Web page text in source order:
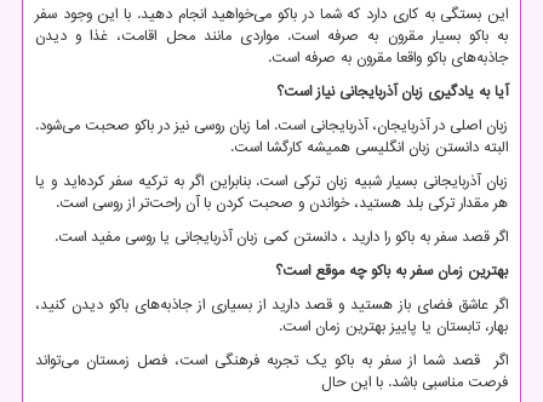
این بستگی به کاری دارد که شما در باکو می‌خواهید انجام دهید. با این وجود سفر
به باکو بسیار مقرون به صرفه است. مواردی مانند محل اقامت، غذا و دیدن
جاذبه‌های باکو واقعا مقرون به صرفه است.
آیا به یادگیری زبان آذربایجانی نیاز است؟
زبان اصلی در آذربایجان، آذربایجانی است. اما زبان روسی نیز در باکو صحبت می‌شود.
البته دانستن زبان انگلیسی همیشه کارگشا است.
زبان آذربایجانی بسیار شبیه زبان ترکی است. بنابراین اگر به ترکیه سفر کرده‌اید و یا
هر مقدار ترکی بلد هستید، خواندن و صحبت کردن با آن راحت‌تر از روسی است.
اگر قصد سفر به باکو را دارید ، دانستن کمی زبان آذربایجانی یا روسی مفید است.
بهترین زمان سفر به باکو چه موقع است؟
اگر عاشق فضای باز هستید و قصد دارید از بسیاری از جاذبه‌های باکو دیدن کنید،
بهار، تابستان یا پاییز بهترین زمان است.
اگر قصد شما از سفر به باکو یک تجربه فرهنگی است، فصل زمستان می‌تواند
فرصت مناسبی باشد. با این حال